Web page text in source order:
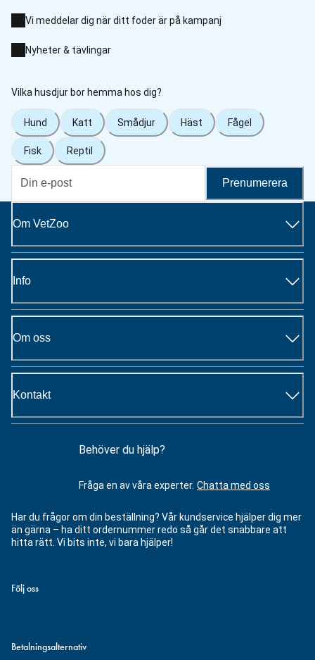
Vi meddelar dig när ditt foder är på kampanj
Nyheter & tävlingar
Vilka husdjur bor hemma hos dig?
Hund Katt Smådjur Häst Fågel
Fisk Reptil
Prenumerera
Om VetZoo
Info
Om oss
Kontakt
Behöver du hjälp?
Fråga en av våra experter. Chatta med oss
Har du frågor om din beställning? Vår kundservice hjälper dig mer
än gärna – ha ditt ordernummer redo så går det snabbare att
hitta rätt. Vi bits inte, vi bara hjälper!
Följ oss
Betalningsalternativ